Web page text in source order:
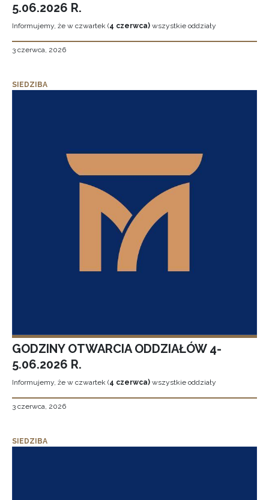
5.06.2026 R.
Informujemy, że w czwartek (4 czerwca) wszystkie oddziały
3 czerwca, 2026
SIEDZIBA
GODZINY OTWARCIA ODDZIAŁÓW 4-
5.06.2026 R.
Informujemy, że w czwartek (4 czerwca) wszystkie oddziały
3 czerwca, 2026
SIEDZIBA